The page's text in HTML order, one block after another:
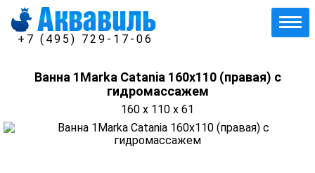
+7 (495) 729-17-06
Ванна 1Marka Catania 160х110 (правая) с
гидромассажем
160 x 110 x 61